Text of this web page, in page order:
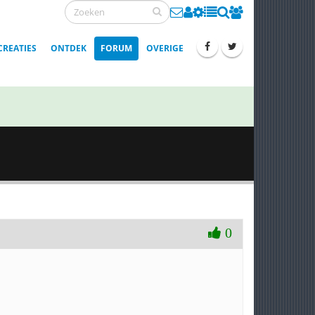
ONTDEK FORUM OVERIGE
0